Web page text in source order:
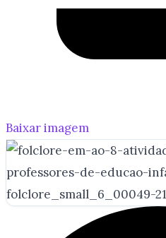
Baixar imagem